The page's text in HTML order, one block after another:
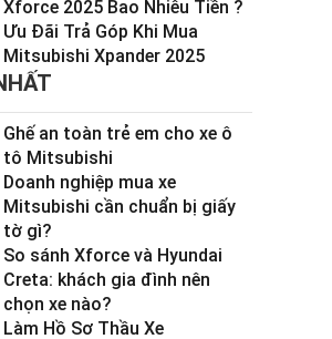
Xforce 2025 Bao Nhiêu Tiền ?
Ưu Đãi Trả Góp Khi Mua
Mitsubishi Xpander 2025
Ghế an toàn trẻ em cho xe ô
tô Mitsubishi
Doanh nghiệp mua xe
Mitsubishi cần chuẩn bị giấy
tờ gì?
So sánh Xforce và Hyundai
Creta: khách gia đình nên
chọn xe nào?
Làm Hồ Sơ Thầu Xe